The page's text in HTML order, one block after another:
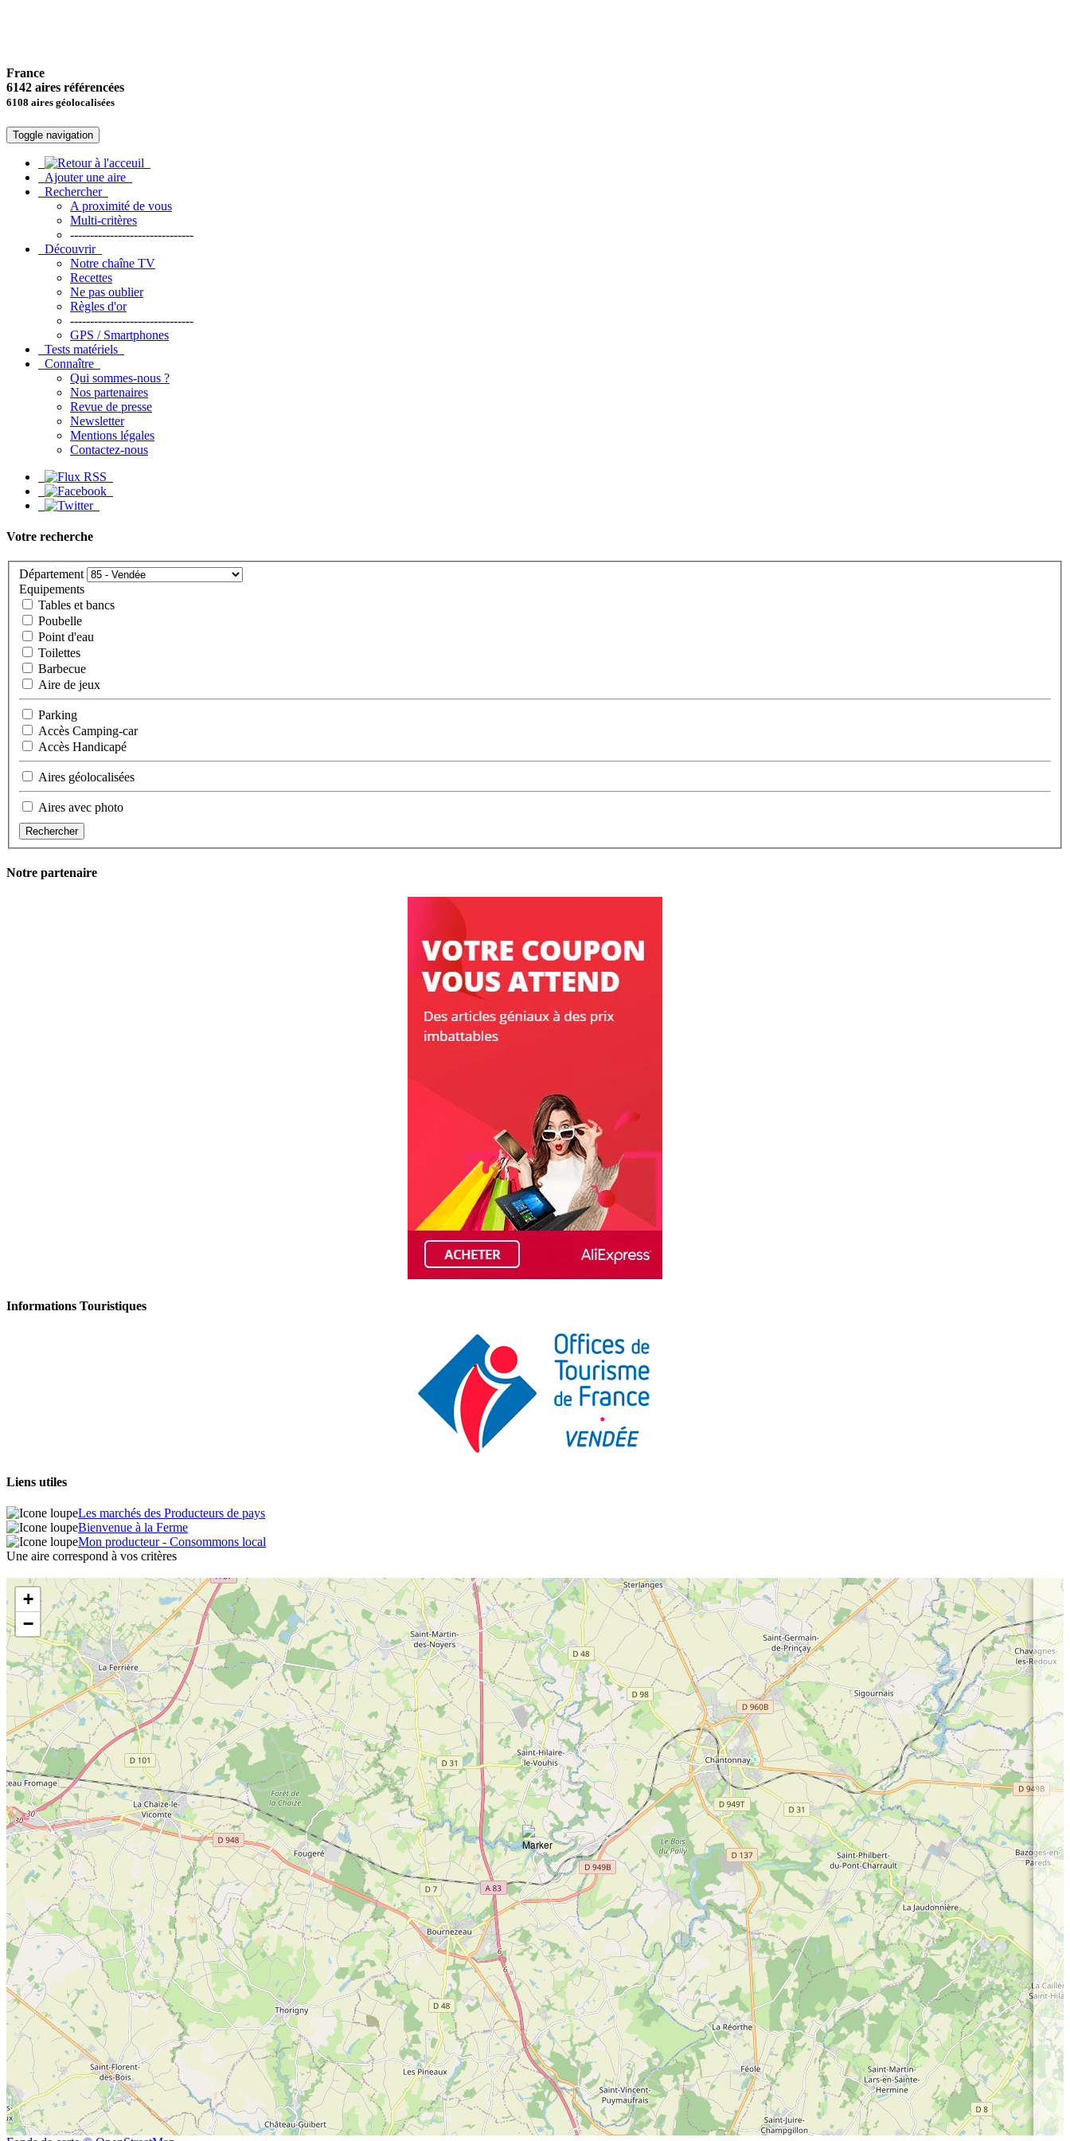
France
6142 aires référencées
6108 aires géolocalisées
Toggle navigation
Ajouter une aire
Rechercher
A proximité de vous
Multi-critères
-------------------------------
Découvrir
Notre chaîne TV
Recettes
Ne pas oublier
Règles d'or
-------------------------------
GPS / Smartphones
Tests matériels
Connaître
Qui sommes-nous ?
Nos partenaires
Revue de presse
Newsletter
Mentions légales
Contactez-nous
Votre recherche
Département
Equipements
Tables et bancs
Poubelle
Point d'eau
Toilettes
Barbecue
Aire de jeux
Parking
Accès Camping-car
Accès Handicapé
Aires géolocalisées
Aires avec photo
Rechercher
Notre partenaire
Informations Touristiques
Liens utiles
Les marchés des Producteurs de pays
Bienvenue à la Ferme
Mon producteur - Consommons local
Une aire correspond à vos critères
+
−